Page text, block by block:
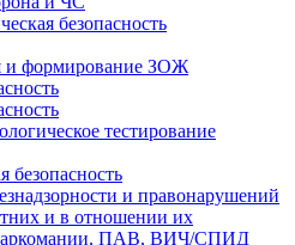
безопасность
и формирование ЗОЖ
тестирование
и правонарушений
и в отношении их
ПАВ, ВИЧ/СПИД